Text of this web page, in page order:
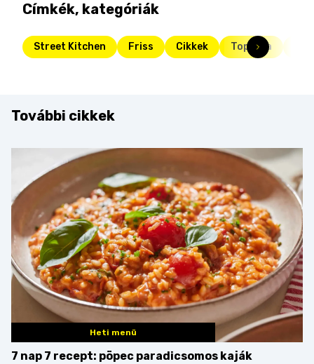
Címkék, kategóriák
Street Kitchen Friss Cikkek Toplista
További cikkek
Heti menü
7 nap 7 recept: pöpec paradicsomos kaják